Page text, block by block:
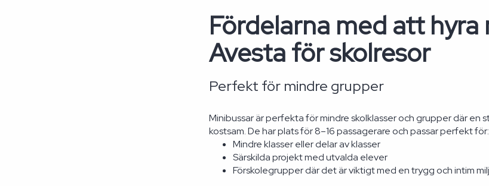
Fördelarna med att hyra
Avesta för skolresor
Perfekt för mindre grupper
Minibussar är perfekta för mindre skolklasser och grupper där en
kostsam. De har plats för 8–16 passagerare och passar perfekt för:
Mindre klasser eller delar av klasser
Särskilda projekt med utvalda elever
Förskolegrupper där det är viktigt med en trygg och intim